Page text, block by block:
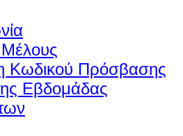
Κωδικού Πρόσβασης
Εβδομάδας